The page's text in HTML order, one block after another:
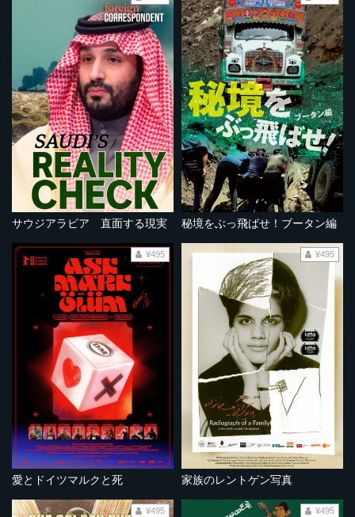
サウジアラビア 直面する現実 秘境をぶっ飛ばせ！ブータン編
愛とドイツマルクと死
¥495
家族のレントゲン写真
¥495
¥495 ¥495